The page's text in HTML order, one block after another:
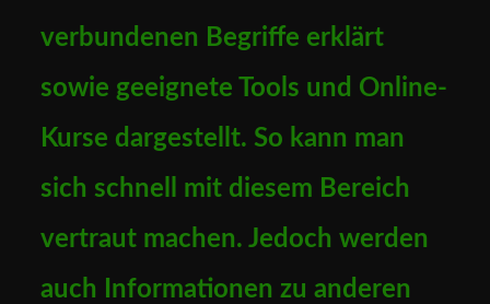
verbundenen Begriffe erklärt
sowie geeignete Tools und Online-
Kurse dargestellt. So kann man
sich schnell mit diesem Bereich
vertraut machen. Jedoch werden
auch Informationen zu anderen